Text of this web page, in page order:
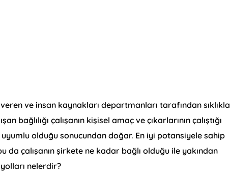
ve insan kaynakları departmanları tarafından sıklıkla
bağlılığı çalışanın kişisel amaç ve çıkarlarının çalıştığı
olduğu sonucundan doğar. En iyi potansiyele sahip
çalışanın şirkete ne kadar bağlı olduğu ile yakından
yolları nelerdir?